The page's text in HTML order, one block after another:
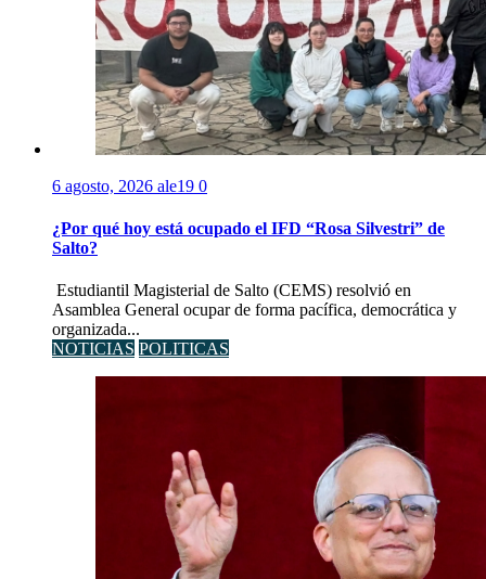
6 agosto, 2026 ale19 0
¿Por qué hoy está ocupado el IFD “Rosa Silvestri” de
Salto?
Estudiantil Magisterial de Salto (CEMS) resolvió en
Asamblea General ocupar de forma pacífica, democrática y
organizada...
NOTICIAS POLITICAS